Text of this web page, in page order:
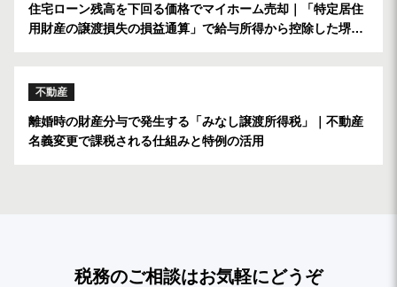
住宅ローン残高を下回る価格でマイホーム売却｜「特定居住
用財産の譲渡損失の損益通算」で給与所得から控除した堺市
不動産
離婚時の財産分与で発生する「みなし譲渡所得税」｜不動産
名義変更で課税される仕組みと特例の活用
税務のご相談はお気軽にどうぞ